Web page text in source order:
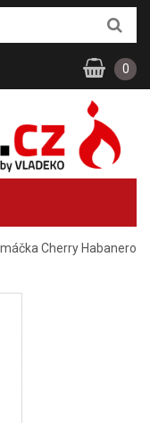
Cherry Habanero
0